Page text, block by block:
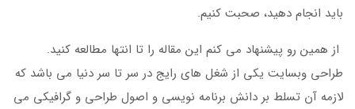
باید انجام دهید، صحبت کنیم.
از همین رو پیشنهاد می کنم این مقاله را تا انتها مطالعه کنید.
طراحی وبسایت یکی از شغل های رایج در سر تا سر دنیا می باشد که
لازمه آن تسلط بر دانش برنامه نویسی و اصول طراحی و گرافیکی می